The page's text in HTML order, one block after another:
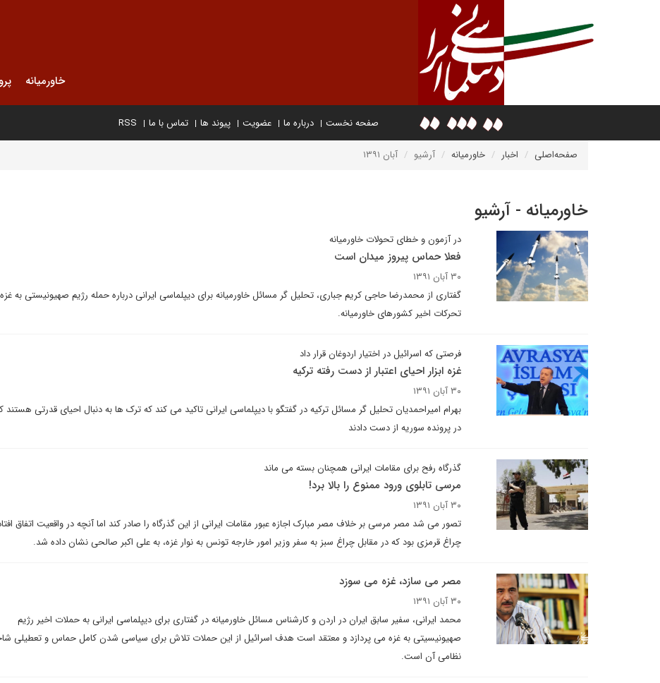
خاورمیانه
صفحه نخست درباره ما عضویت پیوند ها تماس با ما RSS
صفحه‌اصلی اخبار خاورمیانه آرشیو آبان ۱۳۹۱
خاورمیانه - آرشیو
در آزمون و خطای تحولات خاورمیانه
فعلا حماس پیروز میدان است
۳۰ آبان ۱۳۹۱
گفتاری از محمدرضا حاجی کریم جباری، تحلیل گر مسائل خاورمیانه برای دیپلماسی ایرانی درباره حمله رژیم صهیونیستی به
تحرکات اخیر کشورهای خاورمیانه.
فرصتی که اسرائیل در اختیار اردوغان قرار داد
غزه ابزار احیای اعتبار از دست رفته ترکیه
۳۰ آبان ۱۳۹۱
بهرام امیراحمدیان تحلیل گر مسائل ترکیه در گفتگو با دیپلماسی ایرانی تاکید می کند که ترک ها به دنبال احیای قدرتی هستند
در پرونده سوریه از دست دادند
گذرگاه رفح برای مقامات ایرانی همچنان بسته می ماند
مرسی تابلوی ورود ممنوع را بالا برد!
۳۰ آبان ۱۳۹۱
تصور می شد مصر مرسی بر خلاف مصر مبارک اجازه عبور مقامات ایرانی از این گذرگاه را صادر کند اما آنچه در واقعیت اتفاق
چراغ قرمزی بود که در مقابل چراغ سبز به سفر وزیر امور خارجه تونس به نوار غزه، به علی اکبر صالحی نشان داده شد.
مصر می سازد، غزه می سوزد
۳۰ آبان ۱۳۹۱
محمد ایرانی، سفیر سابق ایران در اردن و کارشناس مسائل خاورمیانه در گفتاری برای دیپلماسی ایرانی به حملات اخیر رژیم
صهیونیسیتی به غزه می پردازد و معتقد است هدف اسرائیل از این حملات تلاش برای سیاسی شدن کامل حماس و تعطیلی
نظامی آن است.